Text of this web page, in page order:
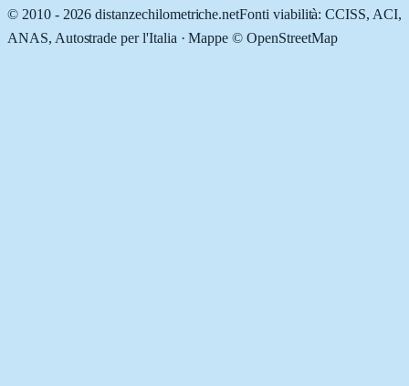
© 2010 - 2026 distanzechilometriche.netFonti viabilità: CCISS, ACI,
ANAS, Autostrade per l'Italia · Mappe © OpenStreetMap